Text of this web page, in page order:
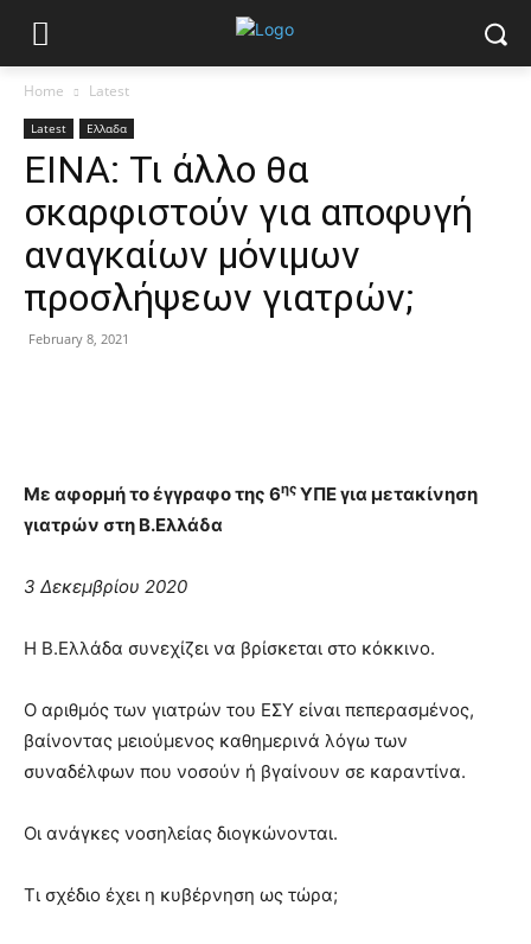
Home Latest
Latest Ελλαδα
ΕΙΝΑ: Τι άλλο θα
σκαρφιστούν για αποφυγή
αναγκαίων μόνιμων
προσλήψεων γιατρών;
February 8, 2021
Με αφορμή το έγγραφο της 6ης ΥΠΕ για μετακίνηση
γιατρών στη Β.Ελλάδα
3 Δεκεμβρίου 2020
Η Β.Ελλάδα συνεχίζει να βρίσκεται στο κόκκινο.
Ο αριθμός των γιατρών του ΕΣΥ είναι πεπερασμένος,
βαίνοντας μειούμενος καθημερινά λόγω των
συναδέλφων που νοσούν ή βγαίνουν σε καραντίνα.
Οι ανάγκες νοσηλείας διογκώνονται.
Τι σχέδιo έχει η κυβέρνηση ως τώρα;